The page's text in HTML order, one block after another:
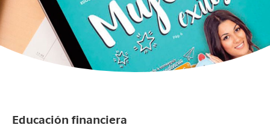
Educación financiera